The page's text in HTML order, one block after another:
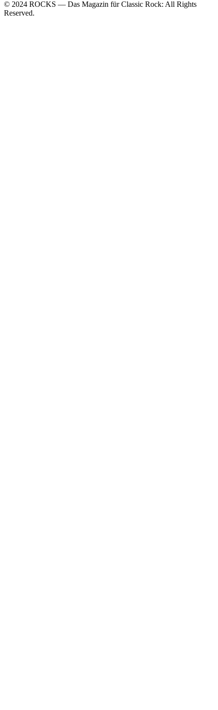
© 2024 ROCKS — Das Magazin für Classic Rock: All Rights
Reserved.